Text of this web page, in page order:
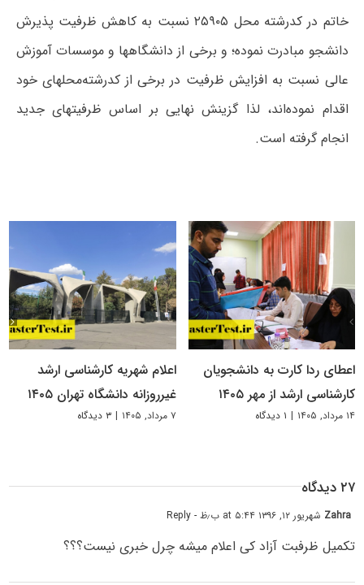
خاتم در کدرشته محل ۲۵۹۰۵ نسبت به کاهش ظرفیت پذیرش
دانشجو مبادرت نموده؛ و برخی از دانشگاهها و موسسات آموزش
عالی نسبت به افزایش ظرفیت در برخی از کدرشته‌محلهای خود
اقدام نموده‌اند، لذا گزینش نهایی بر اساس ظرفیتهای جدید
انجام گرفته است.
اعطای ردا کارت به دانشجویان
کارشناسی ارشد از مهر ۱۴۰۵
۱۴ مرداد, ۱۴۰۵ | ۱ دیدگاه
اعلام شهریه کارشناسی ارشد
غیرروزانه دانشگاه تهران ۱۴۰۵
۷ مرداد, ۱۴۰۵ | ۳ دیدگاه
۲۷ دیدگاه
Zahra شهریور ۱۲, ۱۳۹۶ at ۵:۴۴ ب٫ظ - Reply
تکمیل ظرفبت آزاد کی اعلام میشه چرل خبری نیست؟؟؟